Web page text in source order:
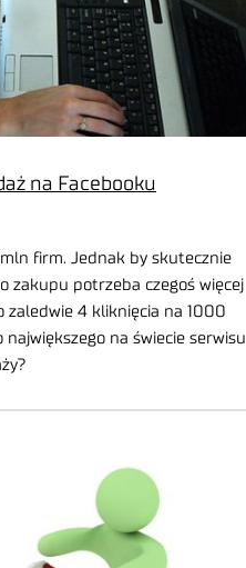
na Facebooku
firm. Jednak by skutecznie
zakupu potrzeba czegoś więcej
zaledwie 4 kliknięcia na 1000
na świecie serwisu